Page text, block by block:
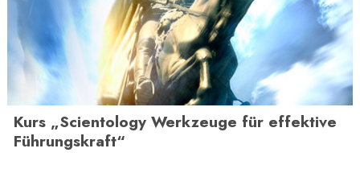
Kurs „Scientology Werkzeuge für effektive
Führungskraft“